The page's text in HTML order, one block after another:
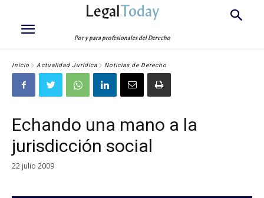
LegalToday
Por y para profesionales del Derecho
Inicio Actualidad Jurídica Noticias de Derecho
Echando una mano a la
jurisdicción social
22 julio 2009